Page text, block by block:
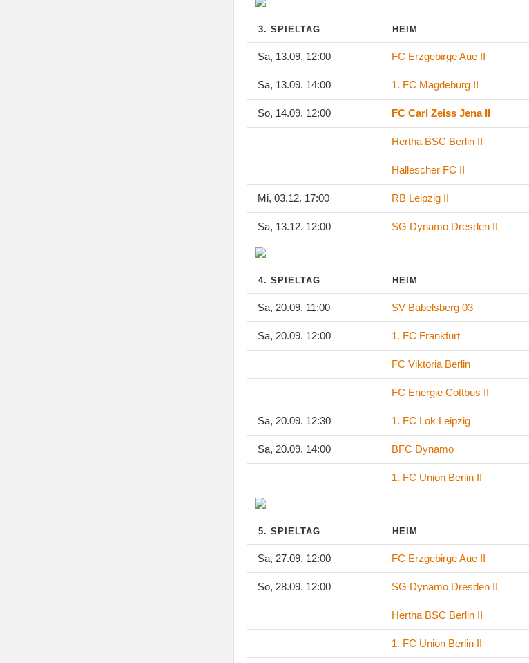
3. SPIELTAG HEIM
Sa, 13.09. 12:00 FC Erzgebirge Aue II
Sa, 13.09. 14:00 1. FC Magdeburg II
So, 14.09. 12:00 FC Carl Zeiss Jena II
Hertha BSC Berlin II
Hallescher FC II
Mi, 03.12. 17:00 RB Leipzig II
Sa, 13.12. 12:00 SG Dynamo Dresden II
4. SPIELTAG HEIM
Sa, 20.09. 11:00 SV Babelsberg 03
Sa, 20.09. 12:00 1. FC Frankfurt
FC Viktoria Berlin
FC Energie Cottbus II
Sa, 20.09. 12:30 1. FC Lok Leipzig
Sa, 20.09. 14:00 BFC Dynamo
1. FC Union Berlin II
5. SPIELTAG HEIM
Sa, 27.09. 12:00 FC Erzgebirge Aue II
So, 28.09. 12:00 SG Dynamo Dresden II
Hertha BSC Berlin II
1. FC Union Berlin II